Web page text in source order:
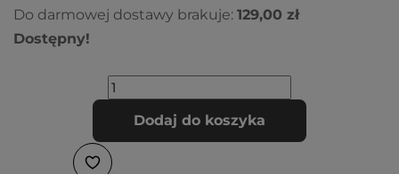
Do darmowej dostawy brakuje: 129,00 zł
Dostępny!
Dodaj do koszyka